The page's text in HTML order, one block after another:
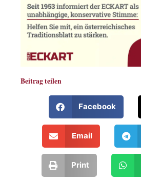
Beitrag teilen
Facebook
Email
Print